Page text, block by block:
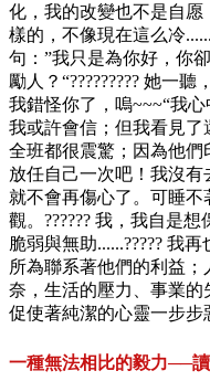
化，我的改變也不是自
樣的，不像現在這么冷
句：”我只是為你好，你
勵人？“????????? 她一
我錯怪你了，嗚~~~“我
我或許會信；但我看見了
全班都很震驚；因為他
放任自己一次吧！我沒
就不會再傷心了。可睡
觀。?????? 我，我自是
脆弱與無助......????? 我
所為聯系著他們的利益
奈，生活的壓力、事業的
促使著純潔的心靈一步步
一種無法相比的毅力──